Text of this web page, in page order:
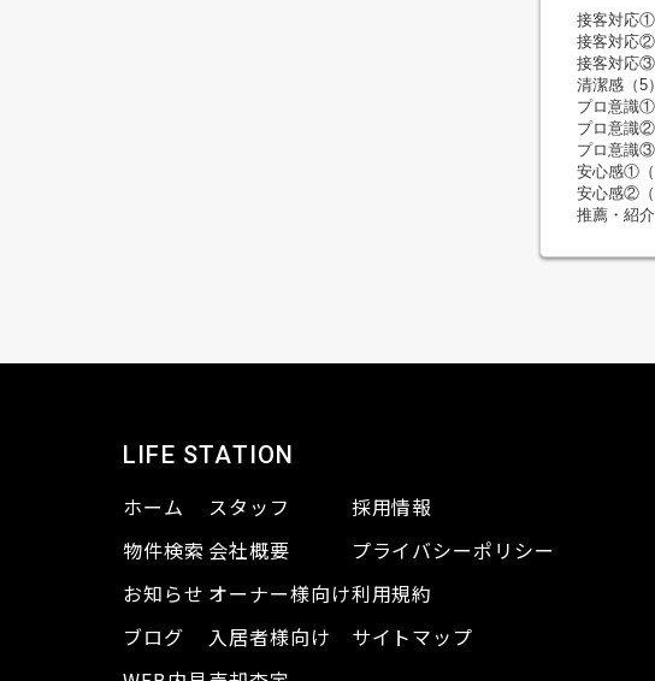
接客対応①
接客対応②
接客対応③
清潔感（5）
プロ意識①
プロ意識②
プロ意識③
安心感①（
安心感②（
推薦・紹介
LIFE STATION
ホーム
物件検索
お知らせ
ブログ
スタッフ
会社概要
オーナー様向け
入居者様向け
採用情報
プライバシーポリシー
利用規約
サイトマップ